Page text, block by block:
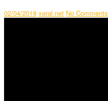
02/04/2018 xeral.net No Comments